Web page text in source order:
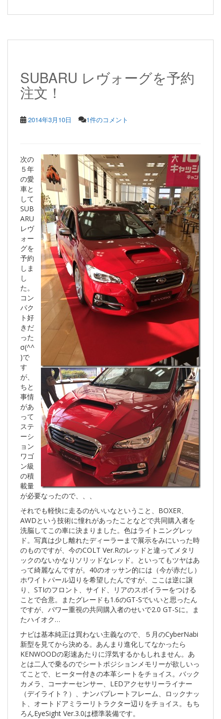
SUBARU レヴォーグを予約
注文！
2014年3月10日 1件のコメント
次の
５年
の愛
車と
して
SUB
ARU
レヴ
ォー
グを
予約
しま
し
た。
コン
パク
ト好
きだ
った
σ(^^
)で
す
が、
ちと
事情
があ
って
ステ
ーシ
ョン
ワゴ
ン級
の積
載量
が必要なったので、、、
それでも軽快に走るのがいいなということ、BOXER、
AWDという技術に憧れがあったことなどで共同購入者を
洗脳してこの車に決まりました。色はライトニングレッ
ド。写真は少し離れたディーラーまで展示をみにいった時
のものですが、今のCOLT Ver.Rのレッドと違ってメタリ
ックのないかなりソリッドなレッド。といってもツヤはあ
って綺麗なんですが。40のオッサン的には（今が赤だし）
ホワイトパール辺りを希望したんですが、ここは逆に譲
り、STIのフロント、サイド、リアのスポイラーをつける
ことで合意。またグレードも1.6のGT-Sでいいと思ったん
ですが、パワー重視の共同購入者のせいで2.0 GT-Sに。ま
たハイオク…
ナビは基本純正は買わない主義なので、５月のCyberNabi
新型を見てから決める。あんまり進化してなかったら
KENWOODの彩速あたりに浮気するかもしれません。あ
とは二人で乗るのでシートポジションメモリーが欲しいっ
てことで、ヒーター付きの本革シートをチョイス。バック
カメラ、コーナーセンサー、LEDアクセサリーライナー
（デイライト？）、ナンバプレートフレーム、ロックナッ
ト、オートドアミラーリトラクター辺りをチョイス。もち
ろんEyeSight Ver.3.0は標準装備です。